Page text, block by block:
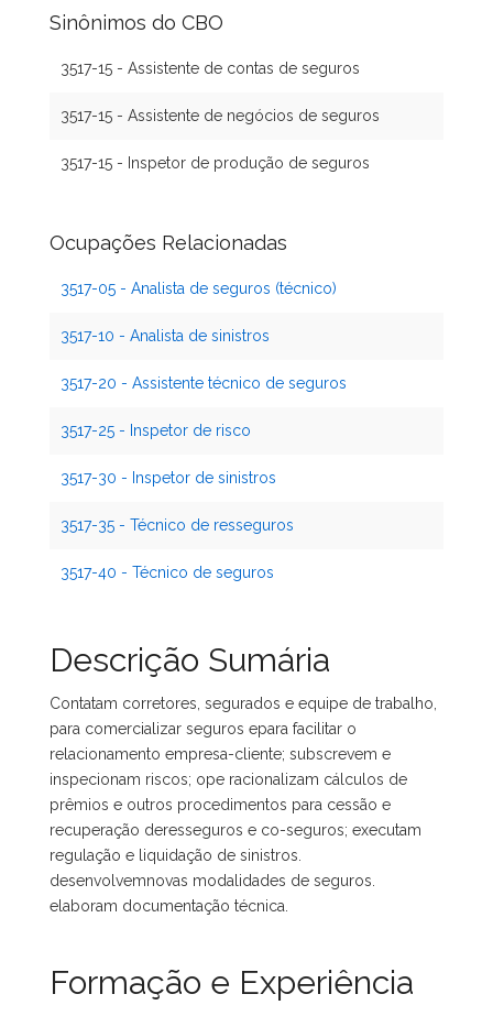
Sinônimos do CBO
3517-15 - Assistente de contas de seguros
3517-15 - Assistente de negócios de seguros
3517-15 - Inspetor de produção de seguros
Ocupações Relacionadas
3517-05 - Analista de seguros (técnico)
3517-10 - Analista de sinistros
3517-20 - Assistente técnico de seguros
3517-25 - Inspetor de risco
3517-30 - Inspetor de sinistros
3517-35 - Técnico de resseguros
3517-40 - Técnico de seguros
Descrição Sumária
Contatam corretores, segurados e equipe de trabalho,
para comercializar seguros epara facilitar o
relacionamento empresa-cliente; subscrevem e
inspecionam riscos; ope racionalizam cálculos de
prêmios e outros procedimentos para cessão e
recuperação deresseguros e co-seguros; executam
regulação e liquidação de sinistros.
desenvolvemnovas modalidades de seguros.
elaboram documentação técnica.
Formação e Experiência